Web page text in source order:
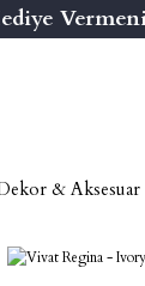
& Aksesuar